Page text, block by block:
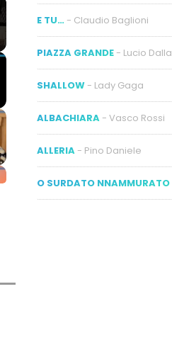
E TU… - Claudio Baglioni
PIAZZA GRANDE - Lucio Dalla
SHALLOW - Lady Gaga
ALBACHIARA - Vasco Rossi
ALLERIA - Pino Daniele
O SURDATO NNAMMURATO